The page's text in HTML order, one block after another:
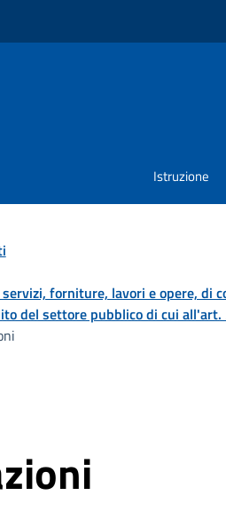
Istruzione
forniture, lavori e opere, di
del settore pubblico di cui